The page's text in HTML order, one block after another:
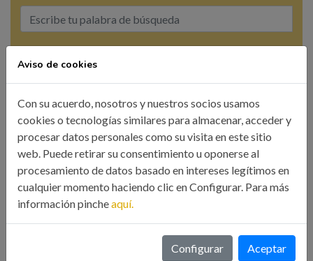
CATEGORÍAS
Colegio
Eventos
Aviso de cookies
Con su acuerdo, nosotros y nuestros socios usamos
cookies o tecnologías similares para almacenar, acceder y
procesar datos personales como su visita en este sitio
web. Puede retirar su consentimiento u oponerse al
procesamiento de datos basado en intereses legítimos en
cualquier momento haciendo clic en Configurar. Para más
información pincheaquí.
Configurar Aceptar